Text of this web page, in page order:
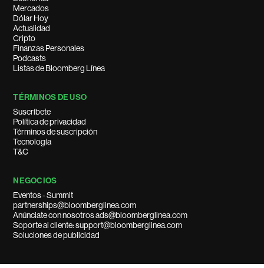
Mercados
Dólar Hoy
Actualidad
Cripto
Finanzas Personales
Podcasts
Listas de Bloomberg Línea
TÉRMINOS DE USO
Suscríbete
Política de privacidad
Términos de suscripción
Tecnología
T&C
NEGOCIOS
Eventos - Summit
partnerships@bloomberglinea.com
Anúnciate con nosotros ads@bloomberglinea.com
Soporte al cliente: support@bloomberglinea.com
Soluciones de publicidad